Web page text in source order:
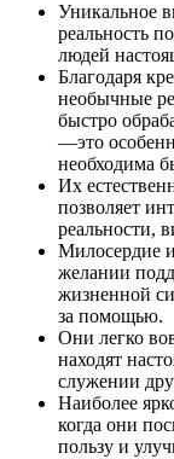
Уникальное
реальность
людей
Благодаря
необычные
быстро
—это
необходима
Их
позволяет
реальности,
Милосердие
желании
жизненной
за помощью.
Они легко
находят
служении
Наиболее
когда они
пользу и